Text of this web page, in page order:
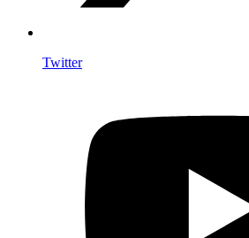
Twitter